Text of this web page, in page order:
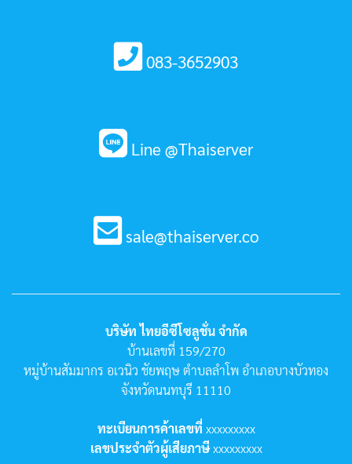
083-3652903
Line @Thaiserver
sale@thaiserver.co
บริษัท ไทยอีซีโซลูชั่น จำกัด
บ้านเลขที่ 159/270
หมู่บ้านสัมมากร อเวนิว ชัยพฤษ ตำบลลำโพ อำเภอบางบัวทอง
จังหวัดนนทบุรี 11110
ทะเบียนการค้าเลขที่ xxxxxxxxx
เลขประจำตัวผู้เสียภาษีxxxxxxxxx